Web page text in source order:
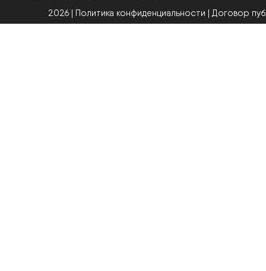
2026 | Политика конфиденциальности | Договор